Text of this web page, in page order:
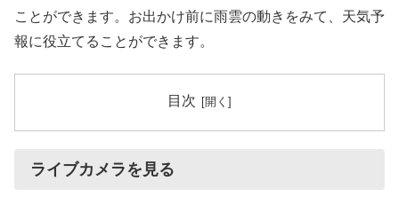
ことができます。お出かけ前に雨雲の動きをみて、天気予
報に役立てることができます。
目次
ライブカメラを見る